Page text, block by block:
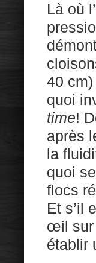
Là où
40
quoi
time!
après
la
quoi
flocs
Et s’il
œil sur
établir